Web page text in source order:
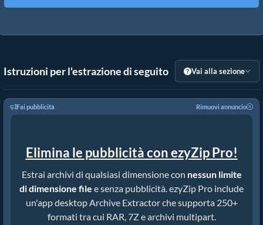
Altri strumenti
Istruzioni per l'estrazione di seguito Vai alla sezione
Fai pubblicità Rimuovi annuncio
Elimina le pubblicità con ezyZip Pro!
Estrai archivi di qualsiasi dimensione con nessun limite
di dimensione file e senza pubblicità. ezyZip Pro include
un'app desktop Archive Extractor che supporta 250+
formati tra cui RAR, 7Z e archivi multipart.